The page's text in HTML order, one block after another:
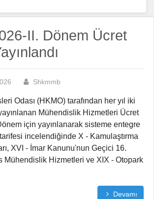
II. Dönem Ücret
Shkmmb
Odası (HKMO) tarafından her yıl iki
Mühendislik Hizmetleri Ücret
için yayınlanarak sisteme entegre
incelendiğinde X - Kamulaştırma
XVI - İmar Kanunu'nun Geçici 16.
Mühendislik Hizmetleri ve XIX - Otopark
Devamı